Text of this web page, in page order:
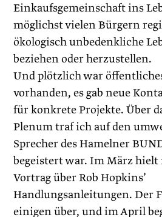
Einkaufsgemeinschaft ins
möglichst vielen Bürgern
ökologisch unbedenkliche
beziehen oder herzustellen.
Und plötzlich war
vorhanden, es gab neue
für konkrete Projekte. Über
Plenum traf ich auf den
Sprecher des Hamelner
begeistert war. Im März
Vortrag über Rob Hopkins’
Handlungsanleitungen. Der
einigen über, und im April